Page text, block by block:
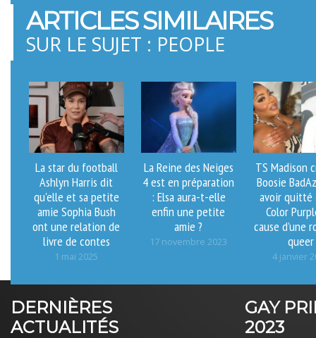
ARTICLES SIMILAIRES
SUR LE SUJET : PEOPLE
La star du football
Ashlyn Harris dit
qu'elle et sa petite
amie Sophia Bush
ont une relation de
livre de contes
1 mai 2025
La Reine des Neiges
4 est en préparation
: Elsa aura-t-elle
enfin une petite
amie ?
17 novembre 2023
TS Madison
Boosie
avoir quitté
Color
cause d’une
queer
4 janvier
DERNIÈRES
ACTUALITÉS
GAY
2023